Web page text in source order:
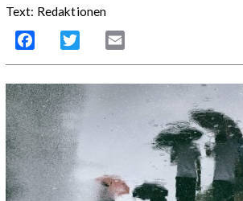
Text: Redaktionen
Facebook Twitter